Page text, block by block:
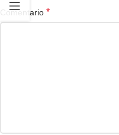
Comentario *